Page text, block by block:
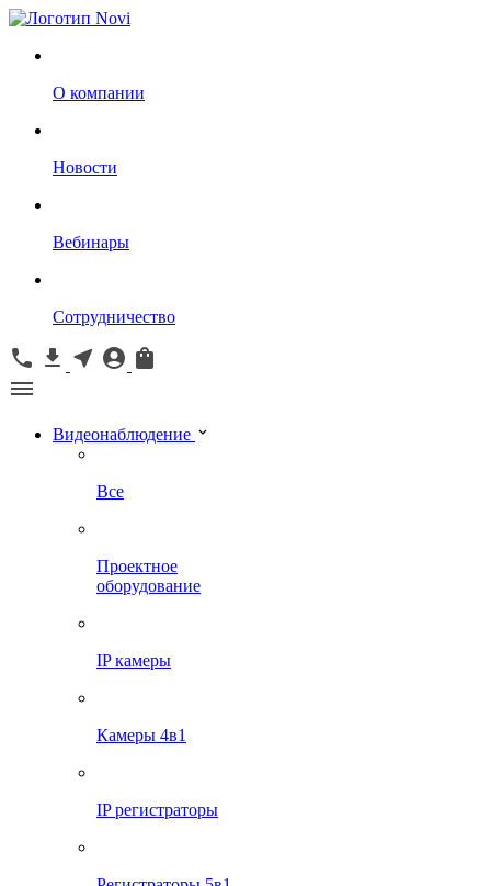
О компании
Новости
Вебинары
Сотрудничество
Видеонаблюдение
Все
Проектное
оборудование
IP камеры
Камеры 4в1
IP регистраторы